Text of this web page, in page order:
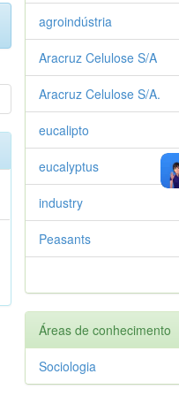
agroindústria
Aracruz Celulose S/A
Aracruz Celulose S/A.
eucalipto
eucalyptus
industry
Peasants
Áreas de conhecimento
Sociologia